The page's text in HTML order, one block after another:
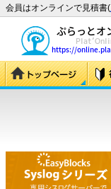
会員はオンラインで見積書(